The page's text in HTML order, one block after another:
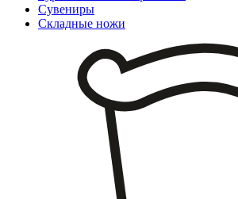
Сувениры
Складные ножи